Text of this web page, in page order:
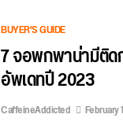
BUYER'S GUIDE
7 จอพกพาน่ามีติด
อัพเดทปี 2023
CaffeineAddicted February